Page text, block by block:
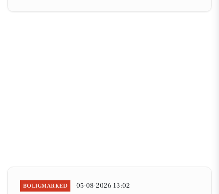
BOLIGMARKED 05-08-2026 13:02